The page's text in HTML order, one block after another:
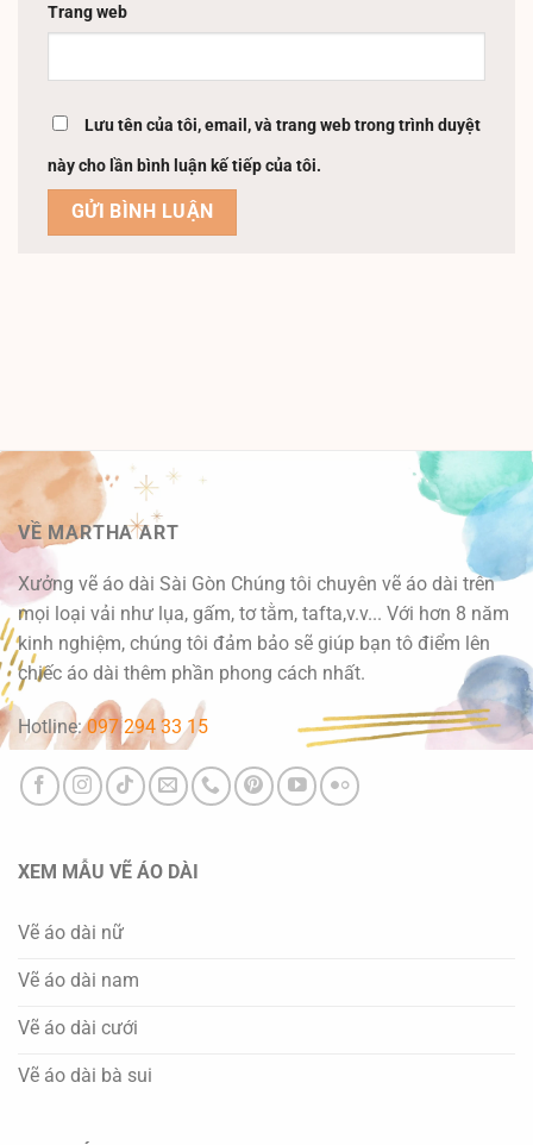
Trang web
Lưu tên của tôi, email, và trang web trong trình duyệt
này cho lần bình luận kế tiếp của tôi.
VỀ MARTHA ART
Xưởng vẽ áo dài Sài Gòn Chúng tôi chuyên vẽ áo dài trên
mọi loại vải như lụa, gấm, tơ tằm, tafta,v.v... Với hơn 8 năm
kinh nghiệm, chúng tôi đảm bảo sẽ giúp bạn tô điểm lên
chiếc áo dài thêm phần phong cách nhất.
Hotline:097 294 33 15
XEM MẪU VẼ ÁO DÀI
Vẽ áo dài nữ
Vẽ áo dài nam
Vẽ áo dài cưới
Vẽ áo dài bà sui